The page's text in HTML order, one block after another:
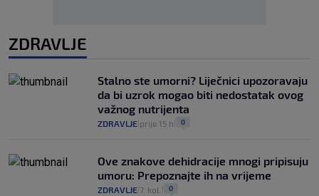
ZDRAVLJE
Stalno ste umorni? Liječnici upozoravaju
da bi uzrok mogao biti nedostatak ovog
važnog nutrijenta
ZDRAVLJE prije 15 h 0
Ove znakove dehidracije mnogi pripisuju
umoru: Prepoznajte ih na vrijeme
ZDRAVLJE 7. kol. 0